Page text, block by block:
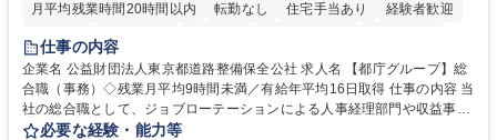
月平均残業時間20時間以内
転勤なし 住宅手当あり
経験者歓迎
研修あり
退職金あり
駅近5分以内
資格取得手当あり 食事補助あり
仕事の内容
企業名 公益財団法人東京都道路整備保全公社 求人名 【都庁グループ】総
合職（事務）◇残業月平均9時間未満／有給年平均16日取得 仕事の内容 当
社の総合職として、ジョブローテーションによる人事経理部門や収益事業
等のフロント部門の部署等幅広い部署での業務をお任せいたします。研修
必要な経験・能力等